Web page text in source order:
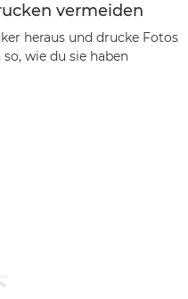
vermeiden
heraus und drucke Fotos
wie du sie haben